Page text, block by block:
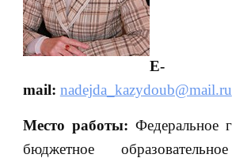
E-
mail: nadejda_kazydoub@mail.ru
Место работы: Федеральное
бюджетное